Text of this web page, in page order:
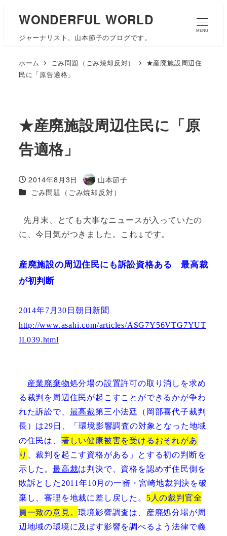
WONDERFUL WORLD
ジャーナリスト、山本節子のブログです。
MENU
ホーム ごみ問題（ごみ焼却反対）
★産廃施設周辺住
民に「原告適格」
★産廃施設周辺住民に「原
告適格」
投稿日
2014年8月3日
著
者
山本節子
カテゴリー
ごみ問題（ごみ焼却反対）
先月末、とても大事なニュースが入っていたの
に、今日気がつきました。これ↓です。
産廃施設の周辺住民にも訴訟資格ある
最高裁
が初判断
2014年7月30日朝日新聞
http://www.asahi.com/articles/ASG7Y56VTG7YUT
IL039.html
産業廃棄物処分場の設置許可の取り消しを求め
る裁判を周辺住民が起こすことができるかが争わ
れた訴訟で、 最高裁第三小法廷（岡部喜代子裁判
長）は29日、「環境影響調査の対象となった地域
の住民は、 著しい健康被害を受けるおそれがあ
り 、裁判を起こす資格がある」とする初の判断を
示した。 最高裁は判決で、資格を認めず住民側を
敗訴とした 2011 年10月の一審・宮崎地裁判決を破
棄し、審理を地裁に差し戻した。
5人の裁判官全
員一致の意見。環境影響調査は、産廃処分場が周
辺地域の環境に及ぼす影響を調べるよう法律で義